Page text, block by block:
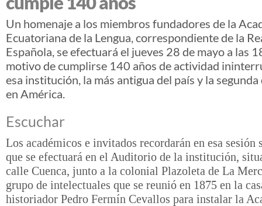
Un homenaje a los miembros fundadores de la
Ecuatoriana de la Lengua, correspondiente de la
Española, se efectuará el jueves 28 de mayo a las
motivo de cumplirse 140 años de actividad
esa institución, la más antigua del país y la
en América.
Escuchar
Los académicos e invitados recordarán en esa sesión
que se efectuará en el Auditorio de la institución,
calle Cuenca, junto a la colonial Plazoleta de La
grupo de intelectuales que se reunió en 1875 en la
historiador Pedro Fermín Cevallos para instalar la